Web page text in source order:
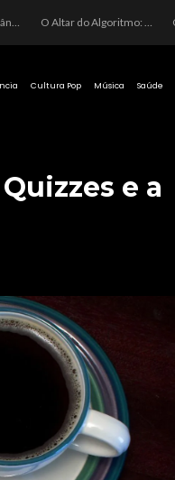
O Preço de um Escândalo: A Discrepância Entre o “Filme de Bolsonaro” e a Realidade do Cinema Mundial O Altar do Algoritmo: A Carência Humana e a Fabricação de Heróis no Brasil
Cultura Pop Música Saúde
e a